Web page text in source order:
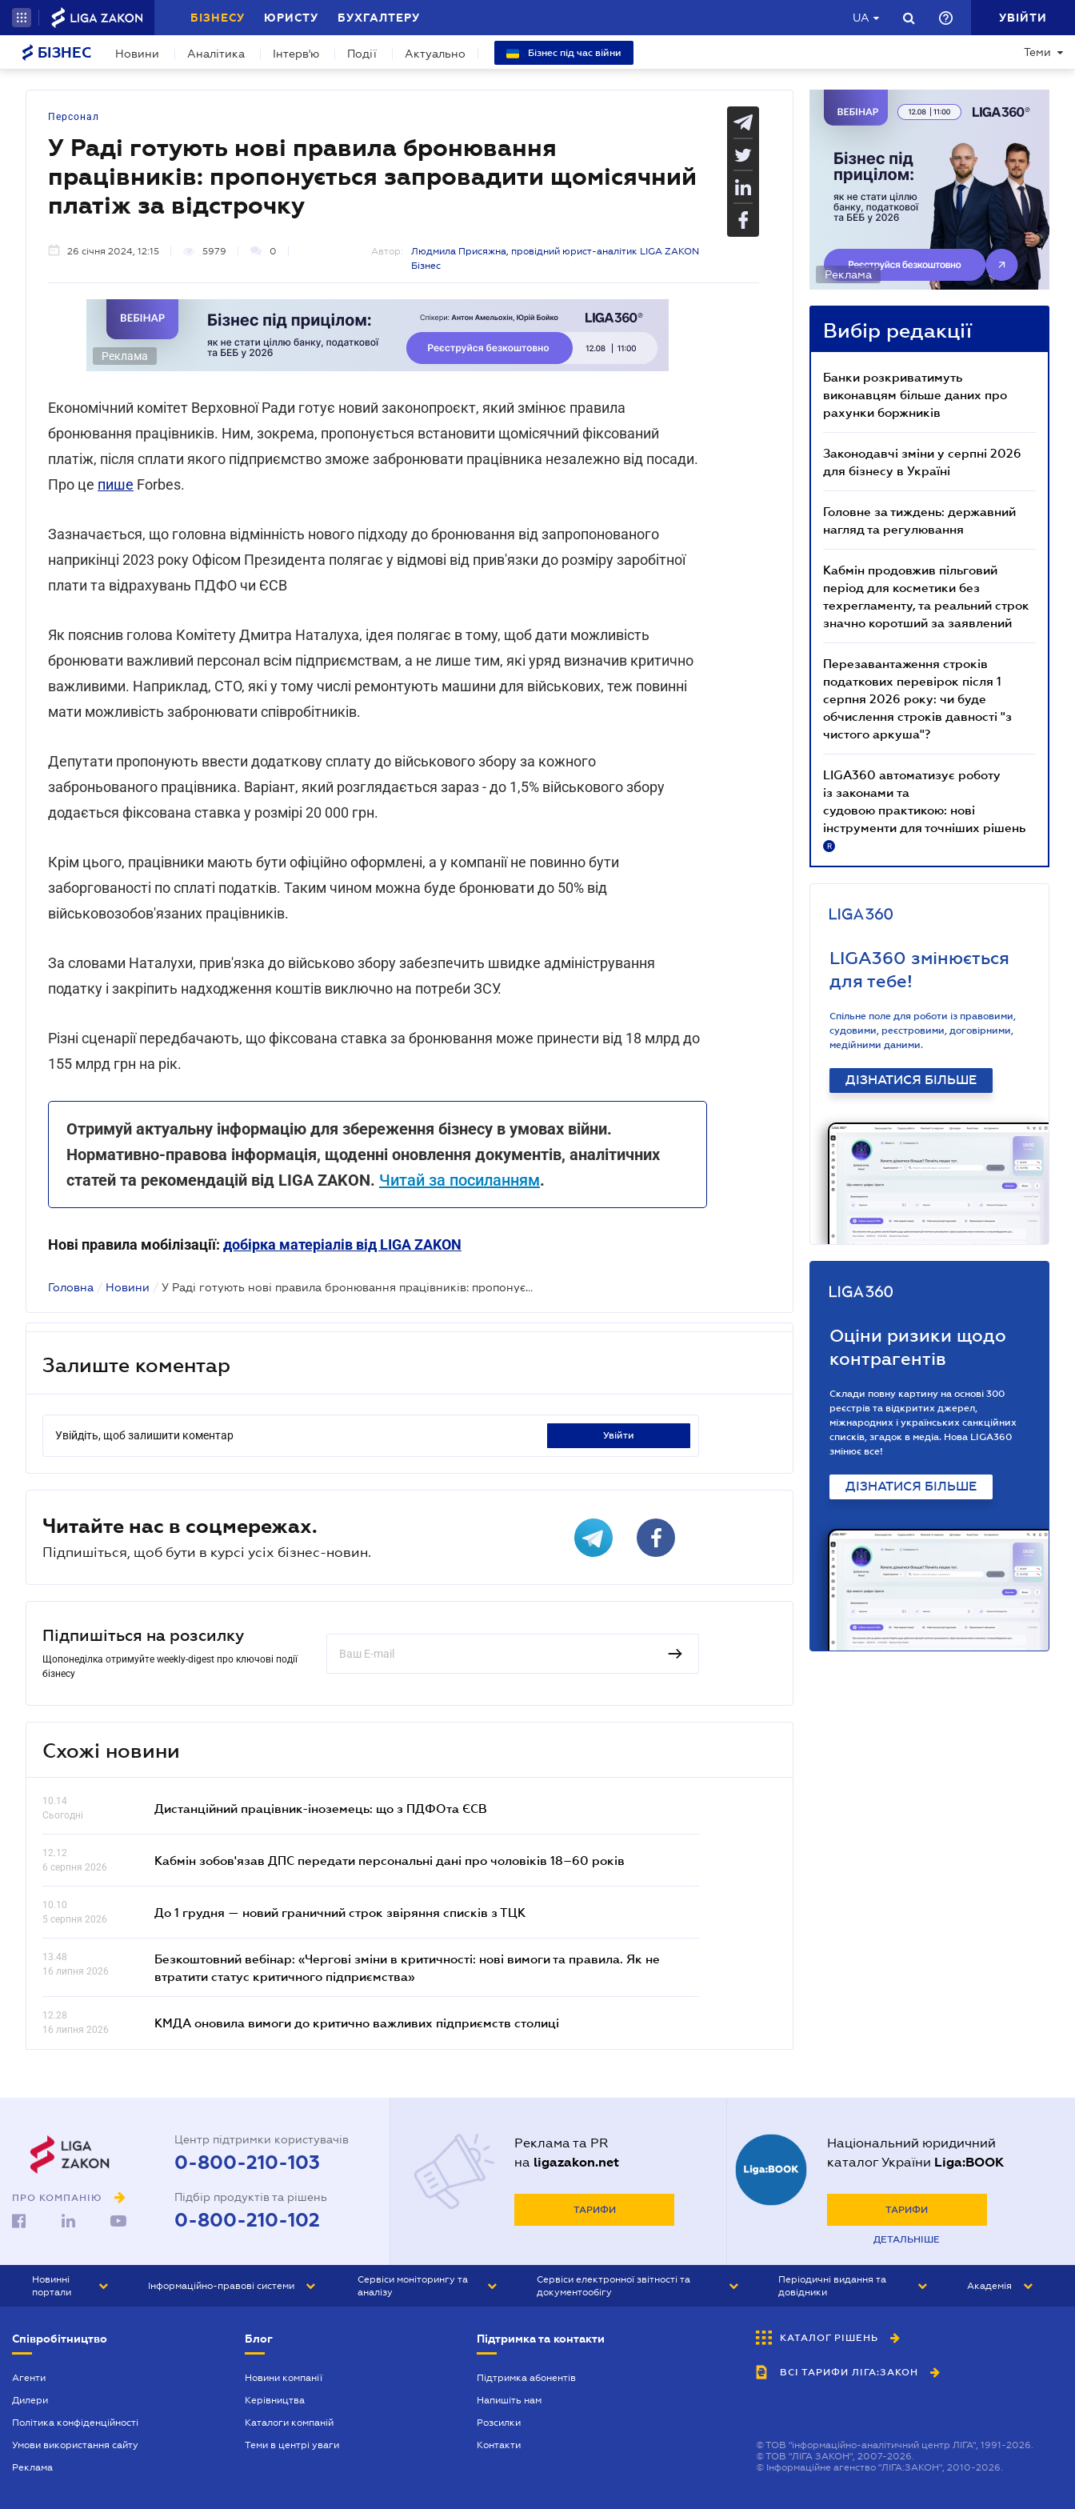
БІЗНЕСУ ЮРИСТУ БУХГАЛТЕРУ UA УВІЙТИ
БІЗНЕС Новини Аналітика Інтерв'ю Події Актуально Бізнес під час війни Теми
Персонал
У Раді готують нові правила бронювання
працівників: пропонується запровадити щомісячний
платіж за відстрочку
26 січня 2024, 12:15 5979 0 Автор:
Людмила Присяжна, провідний юрист-аналітик LIGA ZAKON
Бізнес
Реклама
Економічний комітет Верховної Ради готує новий законопроєкт, який змінює правила
бронювання працівників. Ним, зокрема, пропонується встановити щомісячний фіксований
платіж, після сплати якого підприємство зможе забронювати працівника незалежно від посади.
Про це пише Forbes.
Зазначається, що головна відмінність нового підходу до бронювання від запропонованого
наприкінці 2023 року Офісом Президента полягає у відмові від прив'язки до розміру заробітної
плати та відрахувань ПДФО чи ЄСВ
Як пояснив голова Комітету Дмитра Наталуха, ідея полягає в тому, щоб дати можливість
бронювати важливий персонал всім підприємствам, а не лише тим, які уряд визначив критично
важливими. Наприклад, СТО, які у тому числі ремонтують машини для військових, теж повинні
мати можливість забронювати співробітників.
Депутати пропонують ввести додаткову сплату до військового збору за кожного
заброньованого працівника. Варіант, який розглядається зараз - до 1,5% військового збору
додається фіксована ставка у розмірі 20 000 грн.
Крім цього, працівники мають бути офіційно оформлені, а у компанії не повинно бути
заборгованості по сплаті податків. Таким чином можна буде бронювати до 50% від
військовозобов'язаних працівників.
За словами Наталухи, прив'язка до військово збору забезпечить швидке адміністрування
податку і закріпить надходження коштів виключно на потреби ЗСУ.
Різні сценарії передбачають, що фіксована ставка за бронювання може принести від 18 млрд до
155 млрд грн на рік.
Отримуй актуальну інформацію для збереження бізнесу в умовах війни.
Нормативно-правова інформація, щоденні оновлення документів, аналітичних
статей та рекомендацій від LIGA ZAKON. Читай за посиланням.
Нові правила мобілізації: добірка матеріалів від LIGA ZAKON
Головна / Новини / У Раді готують нові правила бронювання працівників: пропонується запровадити щомісячний платіж за відстрочку
Залиште коментар
Увійдіть, щоб залишити коментар увійти
Читайте нас в соцмережах.
Підпишіться, щоб бути в курсі усіх бізнес-новин.
Підпишіться на розсилку
Щопонеділка отримуйте weekly-digest про ключові події
бізнесу
Схожі новини
10.14
Сьогодні
Дистанційний працівник-іноземець: що з ПДФОта ЄСВ
12.12
6 серпня 2026
Кабмін зобов'язав ДПС передати персональні дані про чоловіків 18–60 років
10.10
5 серпня 2026
До 1 грудня — новий граничний строк звіряння списків з ТЦК
13.48
16 липня 2026
Безкоштовний вебінар: «Чергові зміни в критичності: нові вимоги та правила. Як не
втратити статус критичного підприємства»
12.28
16 липня 2026
КМДА оновила вимоги до критично важливих підприємств столиці
Реклама
Вибір редакції
Банки розкриватимуть
виконавцям більше даних про
рахунки боржників
Законодавчі зміни у серпні 2026
для бізнесу в Україні
Головне за тиждень: державний
нагляд та регулювання
Кабмін продовжив пільговий
період для косметики без
техрегламенту, та реальний строк
значно коротший за заявлений
Перезавантаження строків
податкових перевірок після 1
серпня 2026 року: чи буде
обчислення строків давності "з
чистого аркуша"?
LIGA360 автоматизує роботу
із законами та
судовою практикою: нові
інструменти для точніших рішень
R
LIGA360 змінюється
для тебе!
Спільне поле для роботи із правовими,
судовими, реєстровими, договірними,
медійними даними.
ДІЗНАТИСЯ БІЛЬШЕ
Оціни ризики щодо
контрагентів
Склади повну картину на основі 300
реєстрів та відкритих джерел,
міжнародних і українських санкційних
списків, згадок в медіа. Нова LIGA360
змінює все!
ДІЗНАТИСЯ БІЛЬШЕ
ПРО КОМПАНІЮ
Центр підтримки користувачів
0-800-210-103
Підбір продуктів та рішень
0-800-210-102
Реклама та PR
на ligazakon.net
ТАРИФИ
Національний юридичний
каталог України Liga:BOOK
ТАРИФИ
ДЕТАЛЬНІШЕ
Новинні
портали
БІЗНЕС
Інформаційно-правові системи
БУХГАЛТЕР ПРОФ
Сервіси моніторингу та
аналізу
Сервіси електронної звітності та
документообігу
Періодичні видання та
довідники
БУХГАЛТЕР&ЗАКОН
ВІСНИК МСФЗ
Академія
Співробітництво
Агенти
Дилери
Політика конфіденційності
Умови використання сайту
Реклама
Блог
Новини компанії
Керівництва
Каталоги компаній
Теми в центрі уваги
Підтримка та контакти
Підтримка абонентів
Напишіть нам
Розсилки
Контакти
КАТАЛОГ РІШЕНЬ
ВСІ ТАРИФИ ЛІГА:ЗАКОН
©ТОВ "інформаційно-аналітичний центр ЛІГА", 1991-2026.
©ТОВ "ЛІГА ЗАКОН", 2007-2026.
© Інформаційне агенство "ЛІГА:ЗАКОН", 2010-2026.